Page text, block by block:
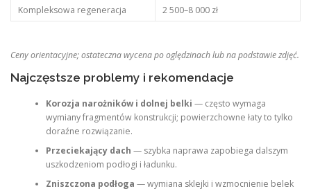
Kompleksowa regeneracja
2 500–8 000 zł
Ceny orientacyjne; ostateczna wycena po oględzinach lub na podstawie zdjęć.
Najczęstsze problemy i rekomendacje
Korozja narożników i dolnej belki — często wymaga
wymiany fragmentów konstrukcji; powierzchowne łaty to tylko
doraźne rozwiązanie.
Przeciekający dach — szybka naprawa zapobiega dalszym
uszkodzeniom podłogi i ładunku.
Zniszczona podłoga — wymiana sklejki i wzmocnienie belek